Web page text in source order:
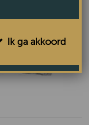
Ik ga akkoord